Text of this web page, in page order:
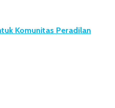
Komunitas Peradilan